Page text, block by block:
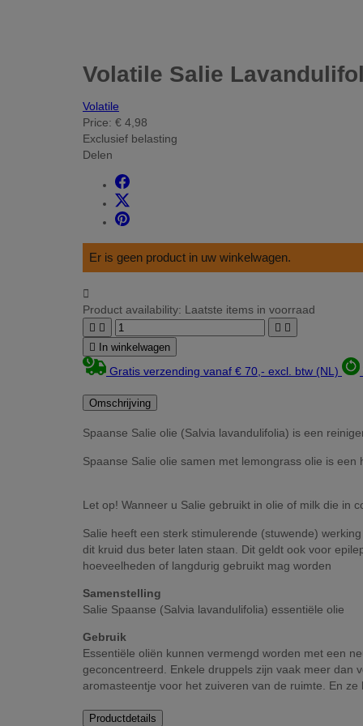
Volatile Salie
Volatile
Price: € 4,98
Exclusief belasting
Delen
Er is geen product in uw winkelwagen.

Product availability: Laatste items in voorraad
   
 In winkelwagen
Gratis verzending vanaf € 70,- excl. btw (NL)
Omschrijving
Spaanse Salie olie (Salvia lavandulifolia) is een
Spaanse Salie olie samen met lemongrass olie is een
Let op! Wanneer u Salie gebruikt in olie of milk die in
Salie heeft een sterk stimulerende (stuwende)
dit kruid dus beter laten staan. Dit geldt ook voor
hoeveelheden of langdurig gebruikt mag worden
Samenstelling
Salie Spaanse (Salvia lavandulifolia) essentiële olie
Gebruik
Essentiële oliën kunnen vermengd worden met een
geconcentreerd. Enkele druppels zijn vaak meer dan
aromasteentje voor het zuiveren van de ruimte. En
Productdetails